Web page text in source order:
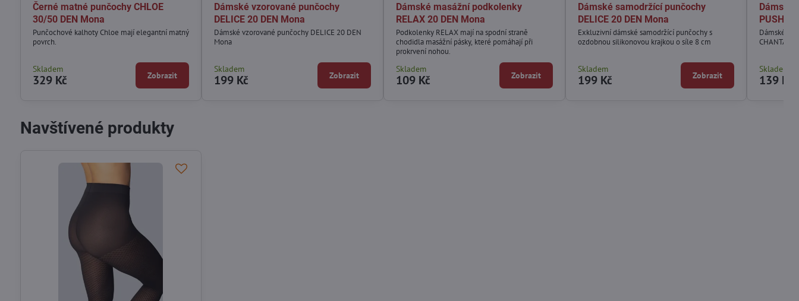
Černé matné punčochy CHLOE
30/50 DEN Mona
Punčochové kalhoty Chloe mají elegantní matný
povrch.
Skladem
329 Kč Zobrazit
Dámské vzorované punčochy
DELICE 20 DEN Mona
Dámské vzorované punčochy DELICE 20 DEN
Mona
Skladem
199 Kč Zobrazit
Dámské masážní podkolenky
RELAX 20 DEN Mona
Podkolenky RELAX mají na spodní straně
chodidla masážní pásky, které pomáhají při
prokrvení nohou.
Skladem
109 Kč Zobrazit
Dámské samodržící punčochy
DELICE 20 DEN Mona
Exkluzivní dámské samodržící punčochy s
ozdobnou silikonovou krajkou o síle 8 cm
Skladem
199 Kč Zobrazit
Dámské
PUSH-
Dámské
CHANTAL
Skladem
139 Kč
Navštívené produkty